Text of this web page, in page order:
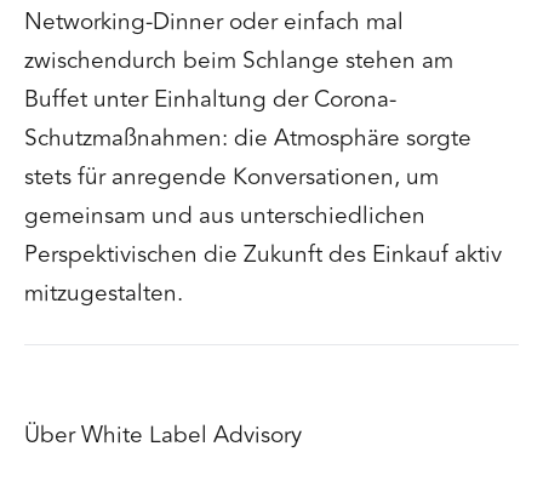
Networking-Dinner oder einfach mal
zwischendurch beim Schlange stehen am
Buffet unter Einhaltung der Corona-
Schutzmaßnahmen: die Atmosphäre sorgte
stets für anregende Konversationen, um
gemeinsam und aus unterschiedlichen
Perspektivischen die Zukunft des Einkauf aktiv
mitzugestalten.
Über White Label Advisory